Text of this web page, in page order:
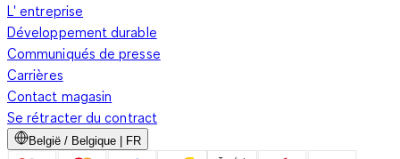
L' entreprise
Développement durable
Communiqués de presse
Carrières
Contact magasin
Se rétracter du contract
België / Belgique | FR